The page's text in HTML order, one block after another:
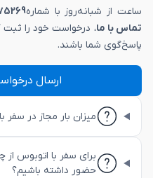
ساعت از شبانه‌روز با شماره021
تماس با ما، درخواست خود را ثبت
پاسخ‌گوی شما باشند.
ارسال
میزان بار مجاز در
برای سفر با اتوبوس از
حضور داشته باشیم؟